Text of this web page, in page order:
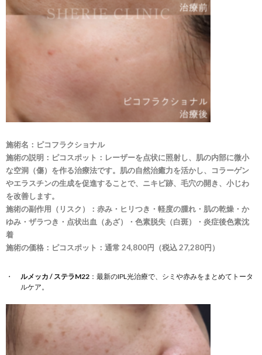
施術名： ピコフラクショナル
施術の説明：ピコスポット：レーザーを点状に照射し、肌の内部に微小
な空洞（傷）を作る治療法です。肌の自然治癒力を活かし、コラーゲン
やエラスチンの生成を促進することで、ニキビ跡、毛穴の開き、小じわ
を改善します。
施術の副作用（リスク）：赤み・ヒリつき・軽度の腫れ・肌の乾燥・か
ゆみ・ザラつき・点状出血（あざ）・色素脱失（白斑）・炎症後色素沈
着
施術の価格：ピコスポット：通常 24,800円（税込 27,280円）
ルメッカ / ステラM22 ：最新のIPL光治療で、シミや赤みをまとめてトータ
ルケア。